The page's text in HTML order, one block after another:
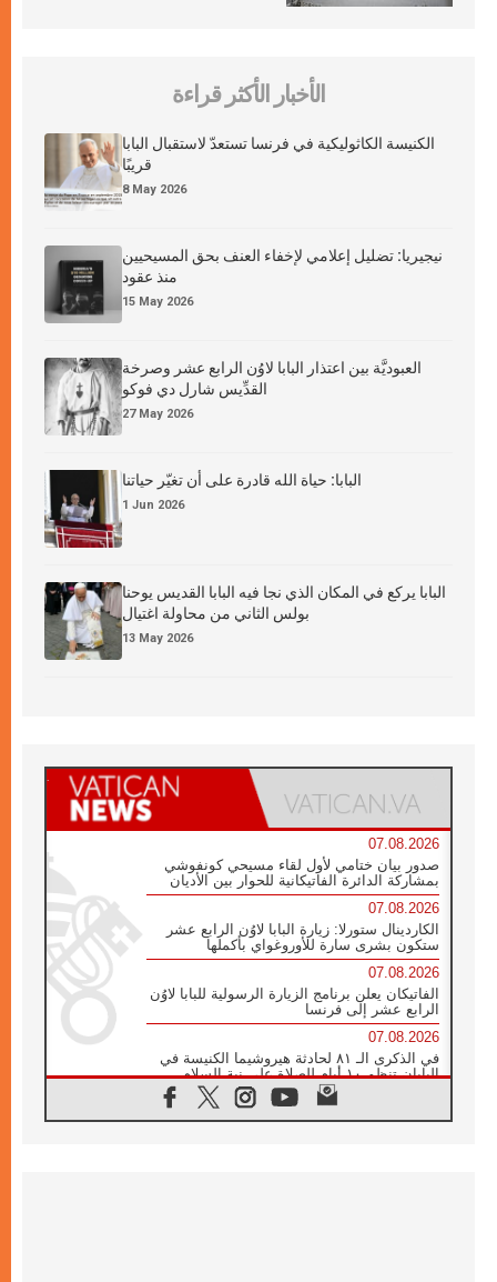
الأخبار الأكثر قراءة
الكنيسة الكاثوليكية في فرنسا تستعدّ لاستقبال البابا
قريبًا
8 May 2026
نيجيريا: تضليل إعلامي لإخفاء العنف بحق المسيحيين
منذ عقود
15 May 2026
العبوديَّة بين اعتذار البابا لاوُن الرابع عشر وصرخة
القدِّيس شارل دي فوكو
27 May 2026
البابا: حياة الله قادرة على أن تغيّر حياتنا
1 Jun 2026
البابا يركع في المكان الذي نجا فيه البابا القديس يوحنا
بولس الثاني من محاولة اغتيال
13 May 2026
07.08.2026
صدور بيان ختامي لأول لقاء مسيحي كونفوشي
بمشاركة الدائرة الفاتيكانية للحوار بين الأديان
07.08.2026
الكاردينال ستورلا: زيارة البابا لاوُن الرابع عشر
ستكون بشرى سارة للأوروغواي بأكملها
07.08.2026
الفاتيكان يعلن برنامج الزيارة الرسولية للبابا لاوُن
الرابع عشر إلى فرنسا
07.08.2026
في الذكرى الـ ٨١ لحادثة هيروشيما الكنيسة في
اليابان تنظم ١٠ أيام للصلاة على نية السلام
الكنيسة في الأوروغواي: زيارة البابا ستعزز